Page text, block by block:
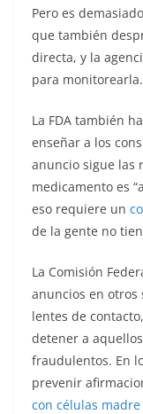
Pero es
que también
directa, y la
para monitorearla.
La FDA también
enseñar a los
anuncio sigue las
medicamento es
eso requiere un
de la gente no
La Comisión
anuncios en otros
lentes de
detener a
fraudulentos. En
prevenir
con células madre